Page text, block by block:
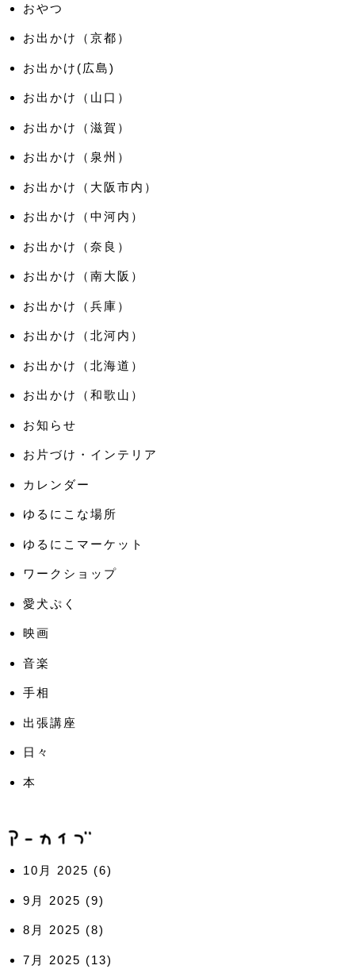
おやつ
お出かけ（京都）
お出かけ(広島)
お出かけ（山口）
お出かけ（滋賀）
お出かけ（泉州）
お出かけ（大阪市内）
お出かけ（中河内）
お出かけ（奈良）
お出かけ（南大阪）
お出かけ（兵庫）
お出かけ（北河内）
お出かけ（北海道）
お出かけ（和歌山）
お知らせ
お片づけ・インテリア
カレンダー
ゆるにこな場所
ゆるにこマーケット
ワークショップ
愛犬ぷく
映画
音楽
手相
出張講座
日々
本
10月 2025 (6)
9月 2025 (9)
8月 2025 (8)
7月 2025 (13)